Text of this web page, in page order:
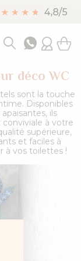
déco WC
sont la touche
Disponibles
ils
à votre
supérieure,
et faciles à
à vos toilettes !